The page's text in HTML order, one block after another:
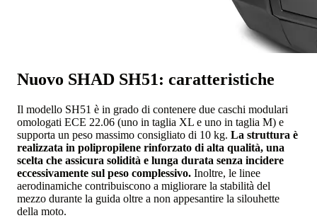
Nuovo SHAD SH51: caratteristiche
Il modello SH51 è in grado di contenere due caschi modulari
omologati ECE 22.06 (uno in taglia XL e uno in taglia M) e
supporta un peso massimo consigliato di 10 kg. La struttura è
realizzata in polipropilene rinforzato di alta qualità, una
scelta che assicura solidità e lunga durata senza incidere
eccessivamente sul peso complessivo. Inoltre, le linee
aerodinamiche contribuiscono a migliorare la stabilità del
mezzo durante la guida oltre a non appesantire la silouhette
della moto.